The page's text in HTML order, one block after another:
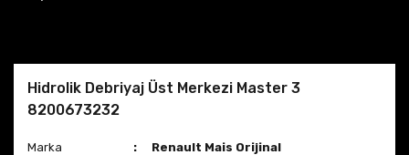
Hidrolik Debriyaj Üst Merkezi Master 3
8200673232
Marka
Renault Mais Orijinal